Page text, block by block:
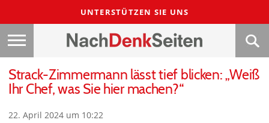
UNTERSTÜTZEN SIE UNS
Strack-Zimmermann lässt tief blicken: „Weiß
Ihr Chef, was Sie hier machen?“
22. April 2024 um 10:22